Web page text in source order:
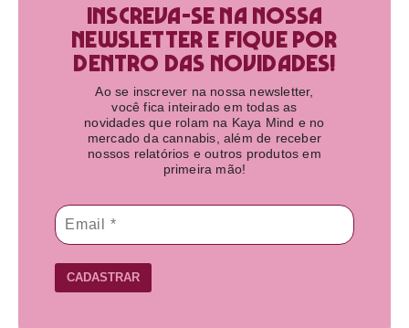
Inscreva-se na nossa
newsletter e fique por
dentro das novidades!​
Ao se inscrever na nossa newsletter,
você fica inteirado em todas as
novidades que rolam na Kaya Mind e no
mercado da cannabis, além de receber
nossos relatórios e outros produtos em
primeira mão!
CADASTRAR